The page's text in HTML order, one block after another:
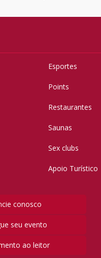
Esportes
Points
Restaurantes
Saunas
Sex clubs
Apoio Turístico
conosco
seu evento
ao leitor